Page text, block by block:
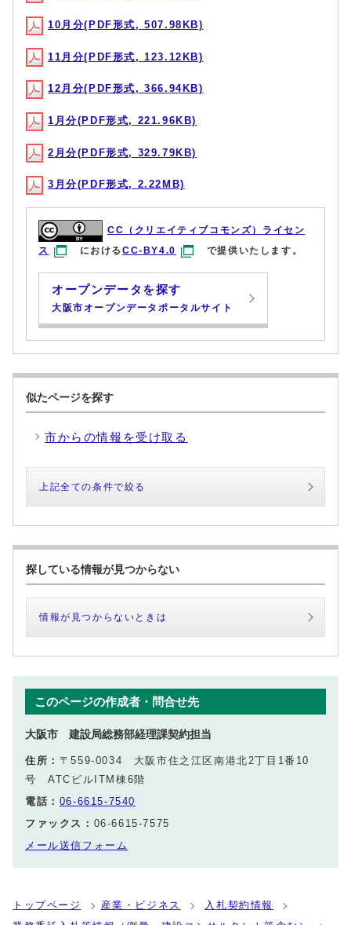
10月分(PDF形式, 507.98KB)
11月分(PDF形式, 123.12KB)
12月分(PDF形式, 366.94KB)
1月分(PDF形式, 221.96KB)
2月分(PDF形式, 329.79KB)
3月分(PDF形式, 2.22MB)
CC（クリエイティブコモンズ）ライセン
ス
におけるCC-BY4.0 で提供いたします。
オープンデータを探す
大阪市オープンデータポータルサイト
似たページを探す
市からの情報を受け取る
上記全ての条件で絞る
探している情報が見つからない
情報が見つからないときは
このページの作成者・問合せ先
大阪市 建設局総務部経理課契約担当
住所： 〒559-0034 大阪市住之江区南港北2丁目1番10
号 ATCビルITM棟6階
電話： 06-6615-7540
ファックス： 06-6615-7575
メール送信フォーム
トップページ 産業・ビジネス
入札契約情報